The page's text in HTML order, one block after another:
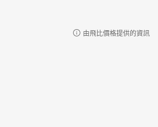
量的尺
由飛比價格提供的資訊